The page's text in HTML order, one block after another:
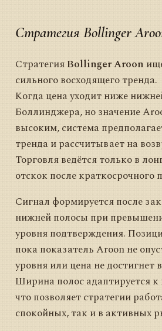
Стратегия Bollinger
СтратегияBollinger Aroon
сильного восходящего тренда.
Когда цена уходит ниже
Боллинджера, но значение
высоким, система
тренда и рассчитывает на
Торговля ведётся только в
отскок после краткосрочного
Сигнал формируется после
нижней полосы при
уровня подтверждения.
пока показатель Aroon не
уровня или цена не достигнет
Ширина полос адаптируется к
что позволяет стратегии
спокойных, так и в активных